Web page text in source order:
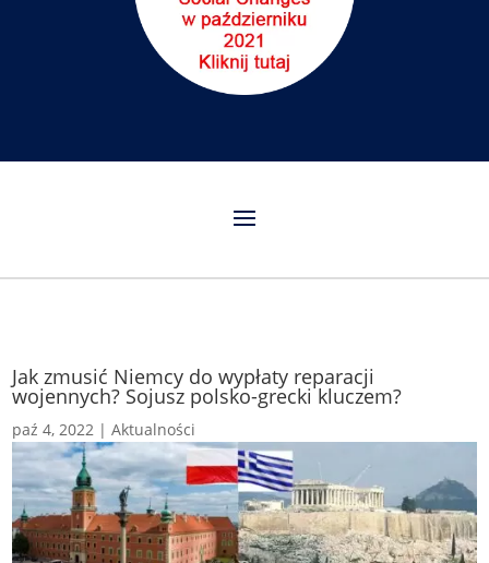
Jak zmusić Niemcy do wypłaty reparacji
wojennych? Sojusz polsko-grecki kluczem?
paź 4, 2022 |Aktualności